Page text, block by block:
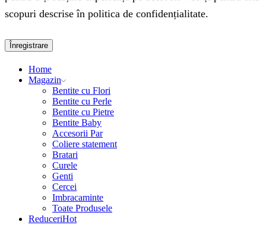
scopuri descrise în politica de confidențialitate.
Înregistrare
Home
Magazin
Bentite cu Flori
Bentite cu Perle
Bentite cu Pietre
Bentite Baby
Accesorii Par
Coliere statement
Bratari
Curele
Genti
Cercei
Imbracaminte
Toate Produsele
ReduceriHot